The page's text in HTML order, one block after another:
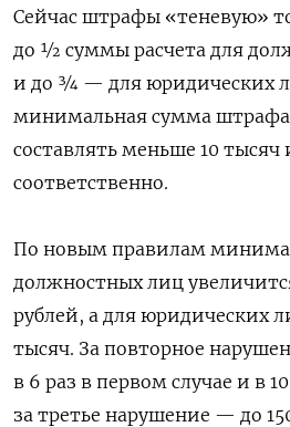
Сейчас штрафы «теневую»
до ½ суммы расчета для
и до ¾ — для юридических
минимальная сумма
составлять меньше 10 тысяч
соответственно.
По новым правилам
должностных лиц
рублей, а для юридических
тысяч. За повторное
в 6 раз в первом случае и в
за третье нарушение — до